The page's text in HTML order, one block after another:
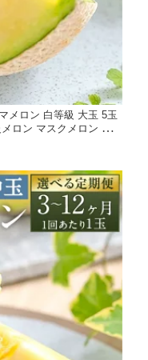
メロン 白等級 大玉 5玉
ロン マスクメロン 温室
せ 国産 静岡県 菊川市